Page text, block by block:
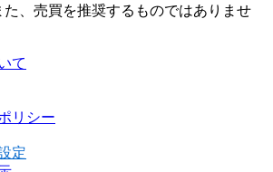
た、売買を推奨するものではありませ
て
リシー
定